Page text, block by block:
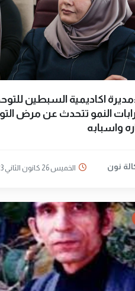
اكاديمية السبطين
النمو تتحدث عن مرض
واسبابه
نون الخميس 26 كانون الثاني 2023